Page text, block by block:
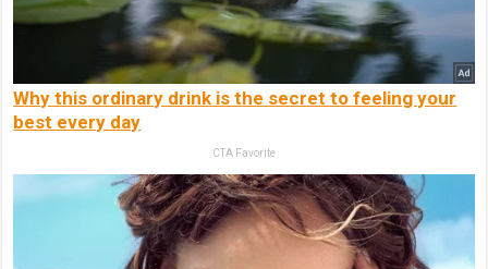
Why this ordinary drink is the secret to feeling your
best every day
CTA Favorite